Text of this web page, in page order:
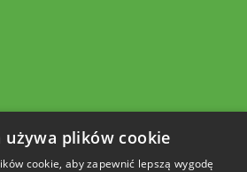
używa plików cookie
cookie, aby zapewnić lepszą wygodę